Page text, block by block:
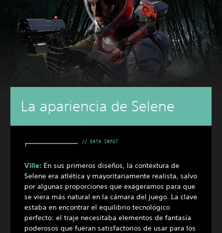
La apariencia de Selene
Ville: En sus primeros diseños, la contextura de
Selene era atlética y mayoritariamente realista, salvo
por algunas proporciones que exageramos para que
se viera más natural en la cámara del juego. La clave
estaba en encontrar el equilibrio tecnológico
perfecto: el traje necesitaba elementos de fantasía
poderosos que fueran satisfactorios de usar para los